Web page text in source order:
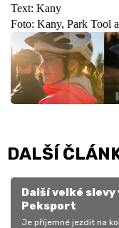
Text: Kany
Foto: Kany, Park Tool
DALŠÍ
Další velké
Peksport
Je příjemné jezdit na kole, ale také velmi